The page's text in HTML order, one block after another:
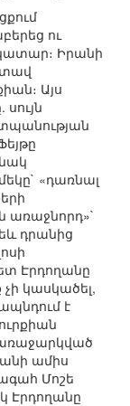
ու
Իրանի
Այս
«դառնալ
առաջնորդ»`
դրանից
Էրդողանը
կասկածել,
է
առաջարկված
ամիս
Մոշե
Էրդողանը